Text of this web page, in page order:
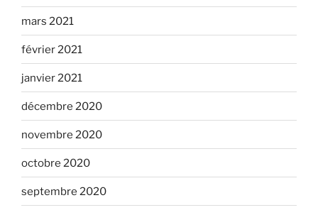
mars 2021
février 2021
janvier 2021
décembre 2020
novembre 2020
octobre 2020
septembre 2020